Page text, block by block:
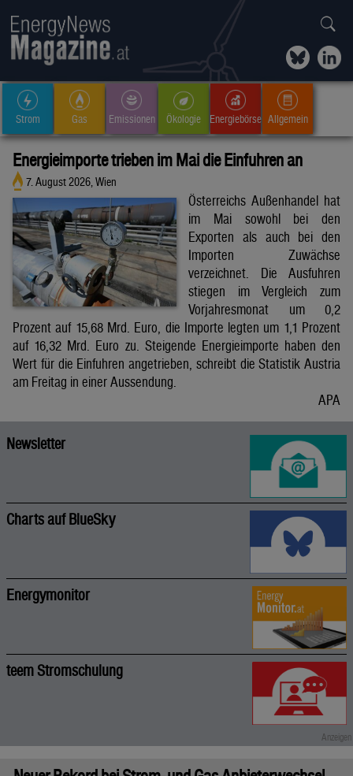
Strom Gas Emissionen Ökologie Energiebörse Allgemein
Energieimporte trieben im Mai die Einfuhren an
7. August 2026, Wien
Österreichs Außenhandel hat
im Mai sowohl bei den
Exporten als auch bei den
Importen Zuwächse
verzeichnet. Die Ausfuhren
stiegen im Vergleich zum
Vorjahresmonat um 0,2
Prozent auf 15,68 Mrd. Euro, die Importe legten um 1,1 Prozent
auf 16,32 Mrd. Euro zu. Steigende Energieimporte haben den
Wert für die Einfuhren angetrieben, schreibt die Statistik Austria
am Freitag in einer Aussendung.
APA
Newsletter
Charts auf BlueSky
Energymonitor
teem Stromschulung